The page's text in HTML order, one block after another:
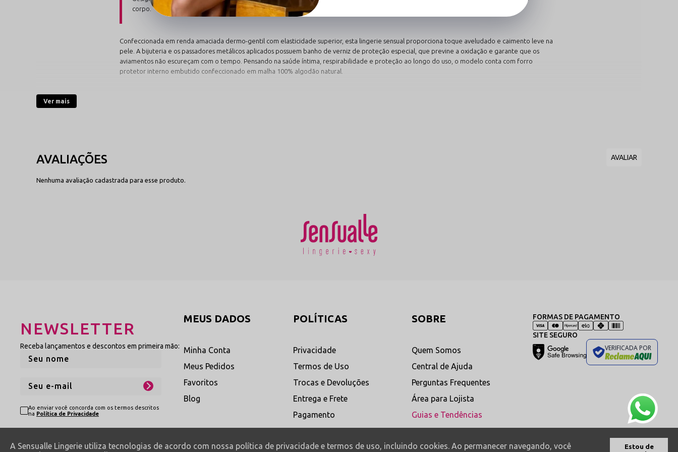
corpo.
Confeccionada em renda amaciada dermo-gentil com elasticidade superior, esta lingerie sensual proporciona toque aveludado e caimento leve na
pele. A bijuteria e os passadores metálicos aplicados possuem banho de verniz de proteção especial, que previne a oxidação e garante que os
aviamentos não escureçam com o tempo. Pensando na saúde íntima, respirabilidade e proteção ao longo do uso, o modelo conta com forro
protetor interno embutido confeccionado em malha 100% algodão natural.
renda branca combinada ao brilho da bijuteria cria um visual
Explore Mais Categorias Relacionadas em Nosso Catálogo
Confira nossa seleção completa de modelos confeccionados em
tramas rendadas nobres com toque macio e caimento impecável.
Ver Calcinhas em Renda
aviamentos banhados projetados para momentos especiais.
Por se tratar de uma calcinha em renda delicada com aplicação de bijuteria e passadores banhados, a higienização da peça Erva deve ser realizada
exclusivamente à mão, utilizando água fria e sabão neutro. Lave de forma suave sem esfregar ou torcer o detalhe em bijuteria. É proibido o uso de
máquina de lavar, secadora elétrica, alvejantes ou ferro de passar. Deixe secar naturalmente à sombra. Guarde a peça dobrada na gaveta, mantendo
a bijuteria protegida do atrito com fechos de sutiãs ou zíperes.
Ver mais
Nenhuma avaliação cadastrada para esse produto.
NEWSLETTER
Receba lançamentos e descontos em primeira mão:
Ao enviar você concorda com os termos descritos
na Política de Privacidade
MEUS DADOS
Minha Conta
Meus Pedidos
Favoritos
Blog
POLÍTICAS
Privacidade
Termos de Uso
Trocas e Devoluções
Entrega e Frete
Pagamento
SOBRE
Quem Somos
Central de Ajuda
Perguntas Frequentes
Área para Lojista
Guias e Tendências
FORMAS DE PAGAMENTO
SITE SEGURO
VERIFICADA POR
A Sensualle Lingerie utiliza tecnologias de acordo com nossa política de privacidade e termos de uso, incluindo cookies. Ao permanecer navegando, você
Estou de